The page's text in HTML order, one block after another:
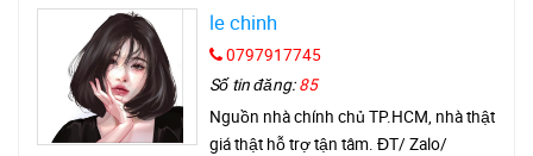
le chinh
0797917745
Số tin đăng:85
Nguồn nhà chính chủ TP.HCM, nhà thật
giá thật hỗ trợ tận tâm. ĐT/ Zalo/